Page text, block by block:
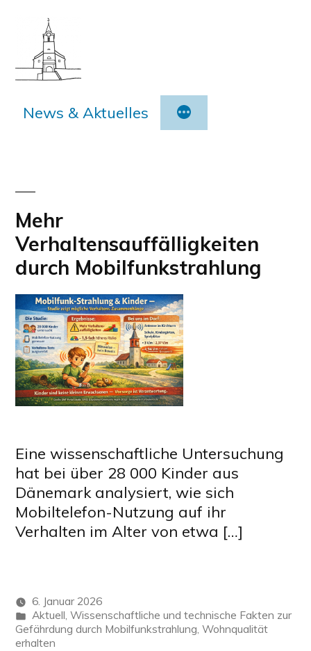
springen
News & Aktuelles
Mehr
Verhaltensauffälligkeiten
durch Mobilfunkstrahlung
Eine wissenschaftliche Untersuchung
hat bei über 28 000 Kinder aus
Dänemark analysiert, wie sich
Mobiltelefon-Nutzung auf ihr
Verhalten im Alter von etwa […]
6. Januar 2026
Veröffentlicht
in
Aktuell, Wissenschaftliche und technische Fakten zur
Gefährdung durch Mobilfunkstrahlung, Wohnqualität
erhalten